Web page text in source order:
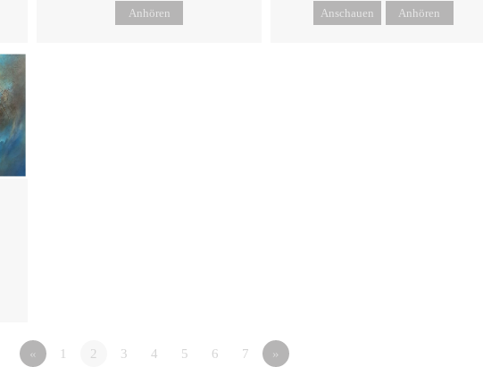
Anhören Anschauen Anhören
« 1 2 3 4 5 6 7 »